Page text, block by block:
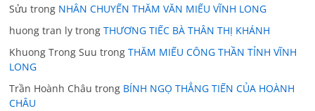
Sửu trong NHÂN CHUYẾN THĂM VĂN MIẾU VĨNH LONG
huong tran ly trongTHƯƠNG TIẾC BÀ THÂN THỊ KHÁNH
Khuong Trong Suu trongTHĂM MIẾU CÔNG THẦN TỈNH VĨNH
LONG
Trần Hoành Châu trong BÍNH NGỌ THẲNG TIẾN CỦA HOÀNH
CHÂU